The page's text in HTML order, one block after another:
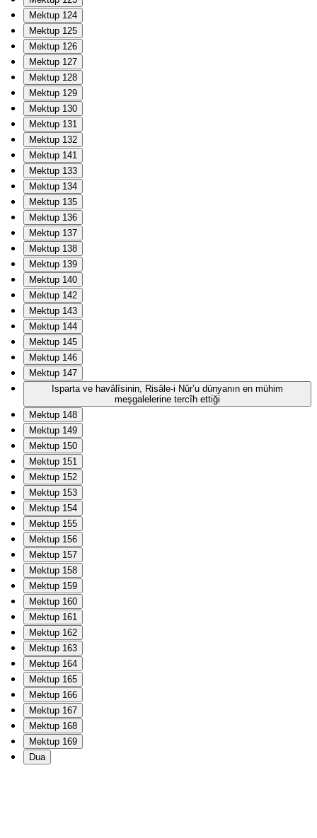
Mektup 124
Mektup 125
Mektup 126
Mektup 127
Mektup 128
Mektup 129
Mektup 130
Mektup 131
Mektup 132
Mektup 141
Mektup 133
Mektup 134
Mektup 135
Mektup 136
Mektup 137
Mektup 138
Mektup 139
Mektup 140
Mektup 142
Mektup 143
Mektup 144
Mektup 145
Mektup 146
Mektup 147
Isparta ve havâlîsinin, Risâle-i Nûr’u dünyanın en mühim
meşgalelerine tercîh ettiği
Mektup 148
Mektup 149
Mektup 150
Mektup 151
Mektup 152
Mektup 153
Mektup 154
Mektup 155
Mektup 156
Mektup 157
Mektup 158
Mektup 159
Mektup 160
Mektup 161
Mektup 162
Mektup 163
Mektup 164
Mektup 165
Mektup 166
Mektup 167
Mektup 168
Mektup 169
Dua